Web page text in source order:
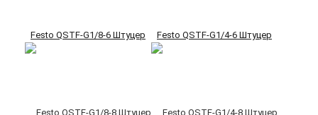
Festo QSTF-G1/8-6 Штуцер Festo QSTF-G1/4-6 Штуцер